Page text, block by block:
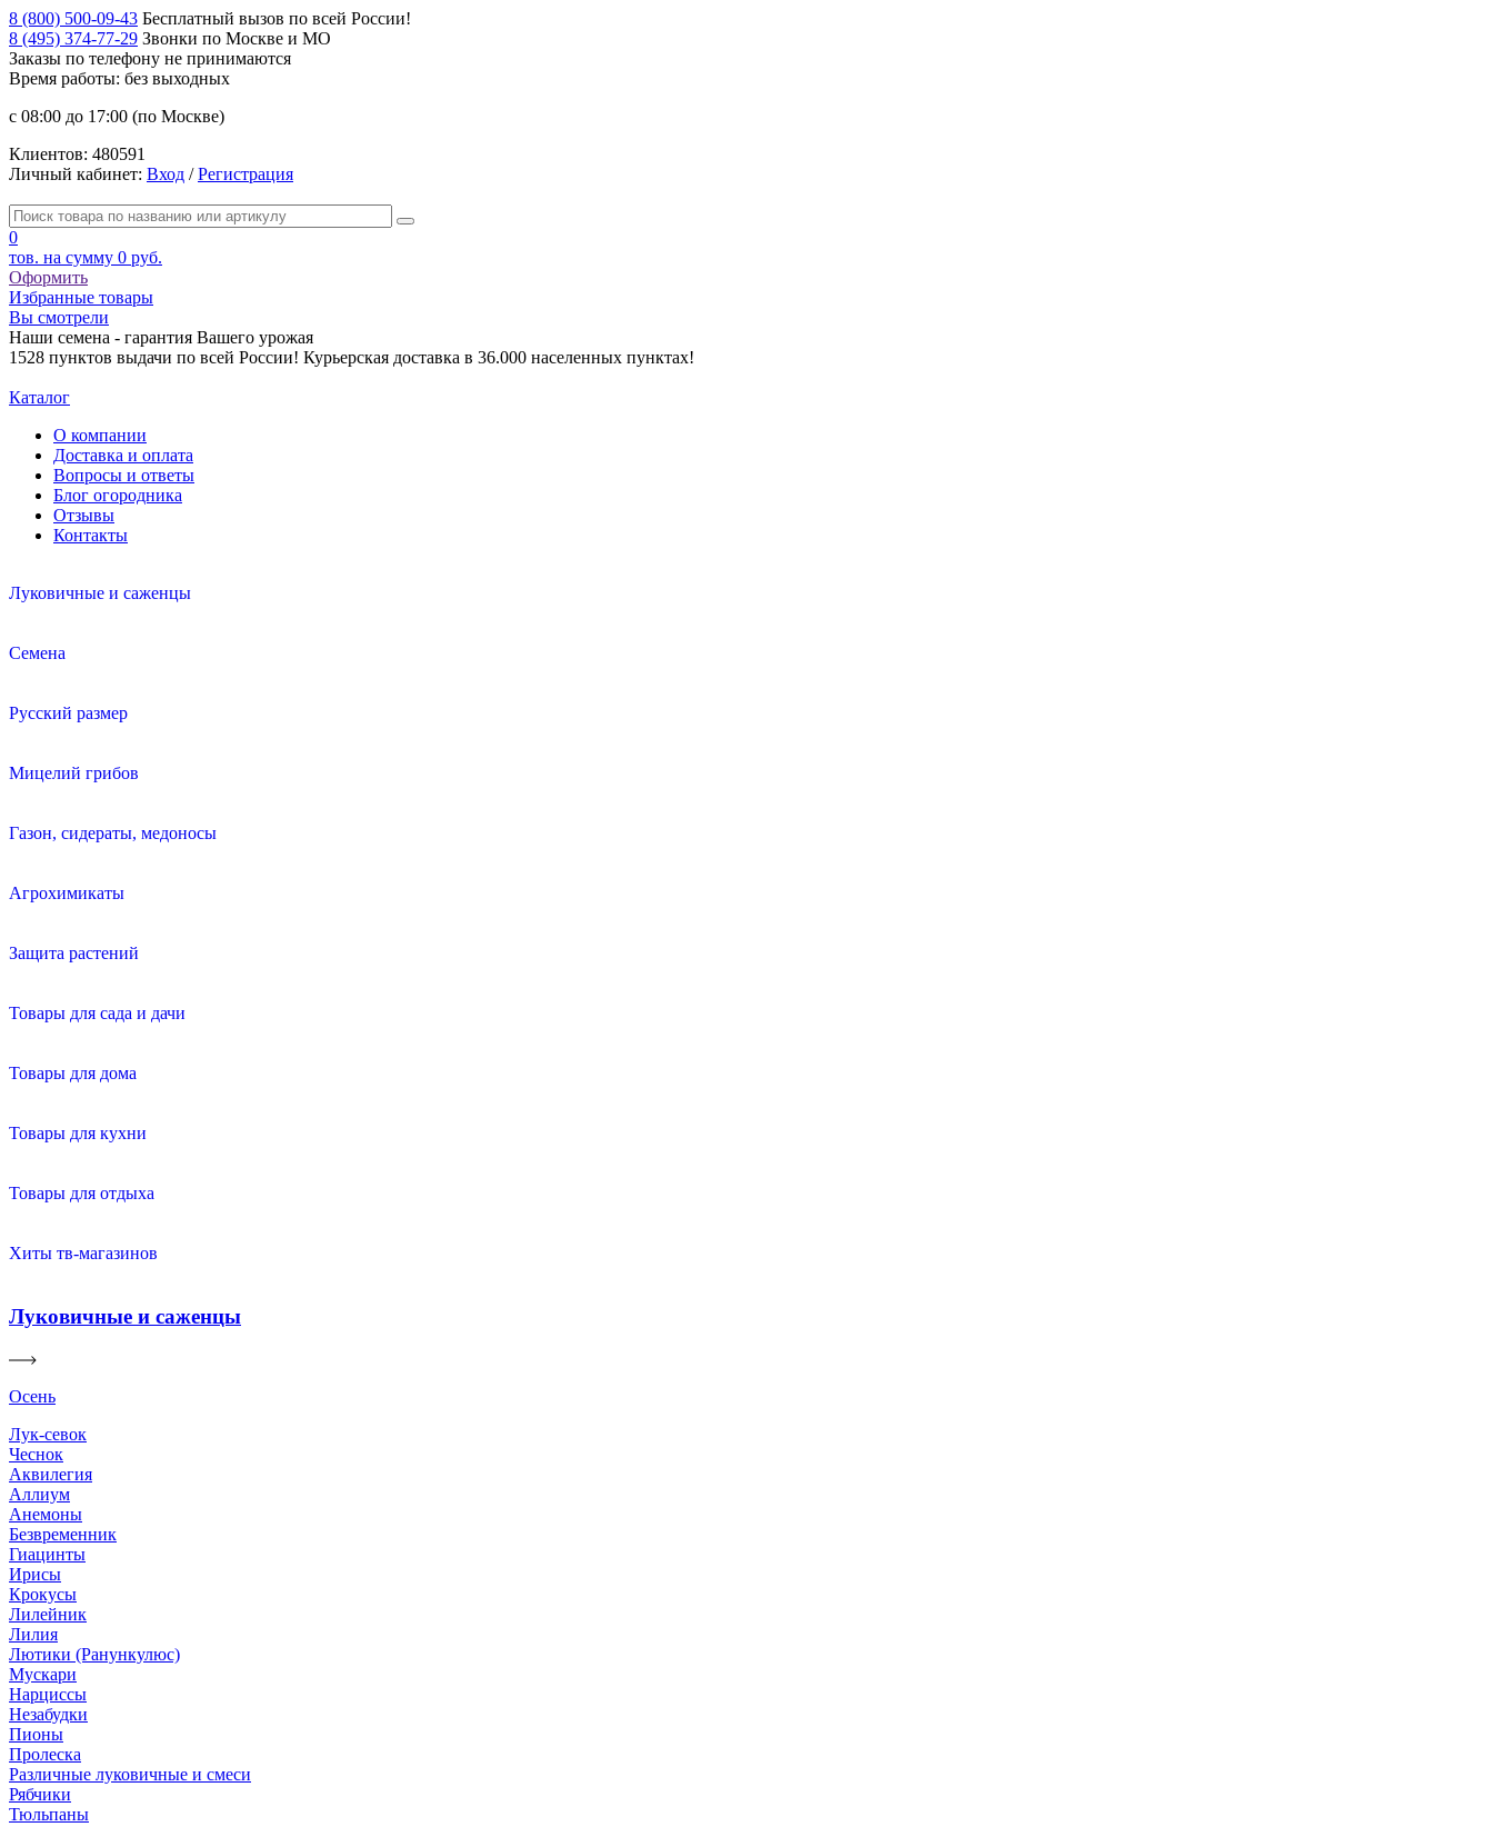
8 (800) 500-09-43 Бесплатный вызов по всей России!
8 (495) 374-77-29 Звонки по Москве и МО
Заказы по телефону не принимаются
Время работы: без выходных
с 08:00 до 17:00 (по Москве)
Клиентов: 480591
Личный кабинет: Вход /Регистрация
0
тов. на сумму 0 руб.
Оформить
Избранные товары
Вы смотрели
Наши семена - гарантия Вашего урожая
1528 пунктов выдачи по всей России! Курьерская доставка в 36.000 населенных пунктах!
Каталог
О компании
Доставка и оплата
Вопросы и ответы
Блог огородника
Отзывы
Контакты
Луковичные и саженцы
Семена
Русский размер
Мицелий грибов
Газон, сидераты, медоносы
Агрохимикаты
Защита растений
Товары для сада и дачи
Товары для дома
Товары для кухни
Товары для отдыха
Хиты тв-магазинов
Луковичные и саженцы
Осень
Лук-севок
Чеснок
Аквилегия
Аллиум
Анемоны
Безвременник
Гиацинты
Ирисы
Крокусы
Лилейник
Лилия
Лютики (Ранункулюс)
Мускари
Нарцисcы
Незабудки
Пионы
Пролеска
Различные луковичные и смеси
Рябчики
Тюльпаны